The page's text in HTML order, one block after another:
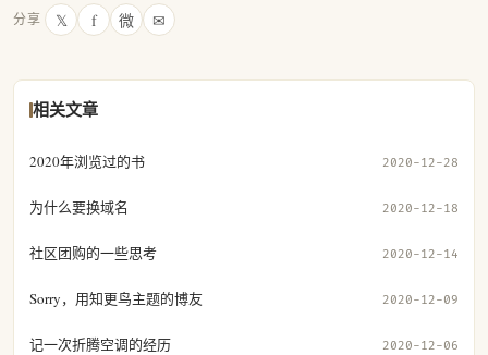
分享 𝕏 f 微 ✉
相关文章
2020年浏览过的书 2020-12-28
为什么要换域名 2020-12-18
社区团购的一些思考 2020-12-14
Sorry，用知更鸟主题的博友 2020-12-09
记一次折腾空调的经历 2020-12-06